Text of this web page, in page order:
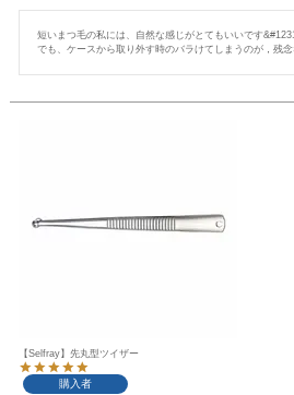
短いまつ毛の私には、自然な感じがとてもいいです
でも、ケースから取り外す時のバラけてしまうのが，残
【Selfray】先丸型ツイザー
購入者